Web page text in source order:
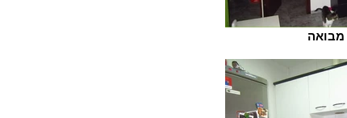
מבואה